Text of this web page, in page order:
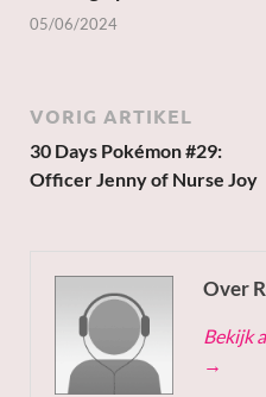
05/06/2024
VORIG ARTIKEL
30 Days Pokémon #29:
Officer Jenny of Nurse Joy
Over
Bekijk
→